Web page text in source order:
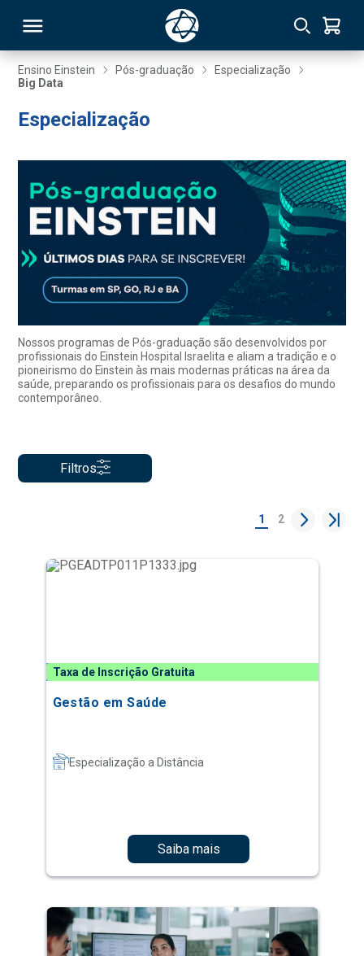
Ensino Einstein Pós-graduação
Especialização
Big Data
Especialização
Nossos programas de Pós-graduação são desenvolvidos por
profissionais do Einstein Hospital Israelita e aliam a tradição e o
pioneirismo do Einstein às mais modernas práticas na área da
saúde, preparando os profissionais para os desafios do mundo
contemporâneo.
Filtros
1 2
Taxa de Inscrição Gratuita
Gestão em Saúde
Especialização a Distância
Saiba mais